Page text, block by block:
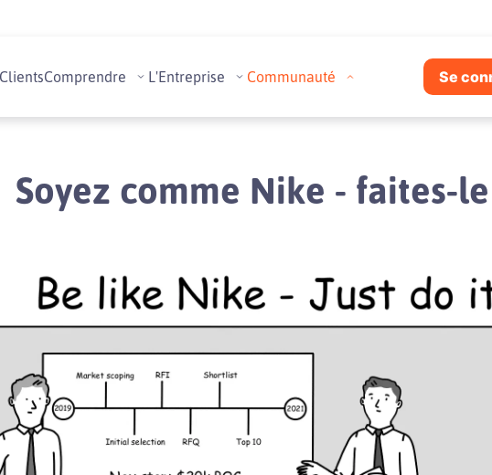
ClientsComprendre L'Entreprise Communauté Se
Soyez comme Nike - faites-